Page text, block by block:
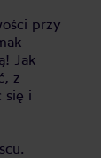
przy
Jak
z
się i